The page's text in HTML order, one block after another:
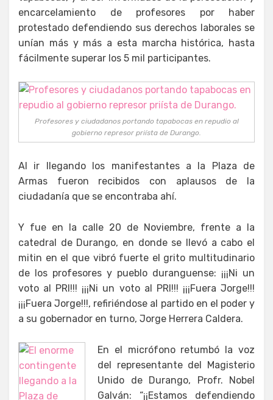
encarcelamiento de profesores por haber
protestado defendiendo sus derechos laborales se
unían más y más a esta marcha histórica, hasta
fácilmente superar los 5 mil participantes.
Profesores y ciudadanos portando tapabocas en repudio al
gobierno represor priísta de Durango.
Al ir llegando los manifestantes a la Plaza de
Armas fueron recibidos con aplausos de la
ciudadanía que se encontraba ahí.
Y fue en la calle 20 de Noviembre, frente a la
catedral de Durango, en donde se llevó a cabo el
mitin en el que vibró fuerte el grito multitudinario
de los profesores y pueblo duranguense: ¡¡¡Ni un
voto al PRI!!! ¡¡¡Ni un voto al PRI!!! ¡¡¡Fuera Jorge!!!
¡¡¡Fuera Jorge!!!, refiriéndose al partido en el poder y
a su gobernador en turno, Jorge Herrera Caldera.
En el micrófono retumbó la voz
del representante del Magisterio
Unido de Durango, Profr. Nobel
Galván: “¡¡Estamos defendiendo